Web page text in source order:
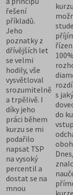
řešení
příkladů.
Jeho
poznatky z
dřívějších let
se velmi
hodily, vše
vysvětloval
srozumitelně
a trpělivě. I
díky jeho
práci během
kurzu se mi
podařilo
napsat TSP
na vysoký
percentil a
dostat se na
mnou
s
do